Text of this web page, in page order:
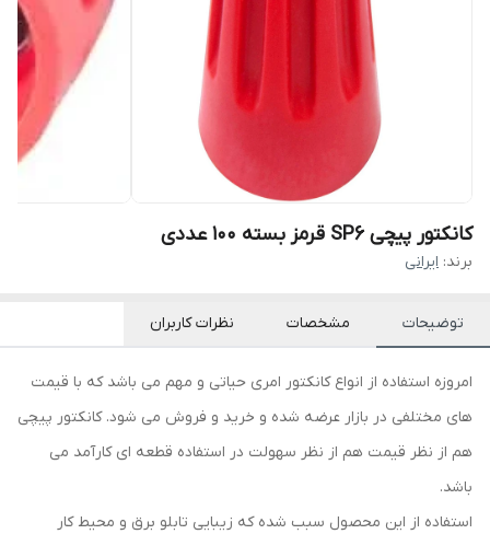
کانکتور پیچی SP6 قرمز بسته ۱۰۰ عددی
برند: ایرانی
توضیحات مشخصات نظرات کاربران
امروزه استفاده از انواع کانکتور امری حیاتی و مهم می باشد که با قیمت
های مختلفی در بازار عرضه شده و خرید و فروش می شود. کانکتور پیچی
هم از نظر قیمت هم از نظر سهولت در استفاده قطعه ای کارآمد می
باشد.
استفاده از این محصول سبب شده که زیبایی تابلو برق و محیط کار